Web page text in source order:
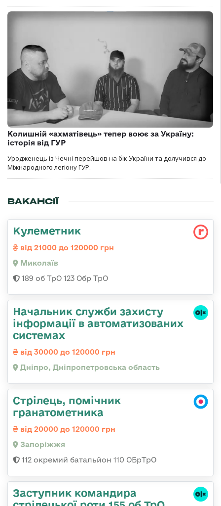
Колишній «ахматівець» тепер воює за Україну:
історія від ГУР
Уродженець із Чечні перейшов на бік України та долучився до
Міжнародного легіону ГУР.
ВАКАНСІЇ
Кулеметник
від 21000 до 120000 грн
Миколаїв
189 об ТрО 123 Обр ТрО
Начальник служби захисту
інформації в автоматизованих
системах
від 30000 до 120000 грн
Дніпро, Дніпропетровська область
Стрілець, помічник
гранатометника
від 20000 до 120000 грн
Запоріжжя
112 окремий батальйон 110 ОБрТрО
Заступник командира